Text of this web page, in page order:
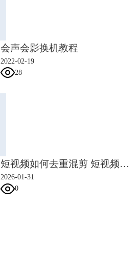
会声会影换机教程
2022-02-19
28
短视频如何去重混剪 短视频制作技巧
2026-01-31
0